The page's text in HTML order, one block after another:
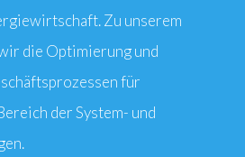
Zu unserem
die Optimierung und
für
der System- und